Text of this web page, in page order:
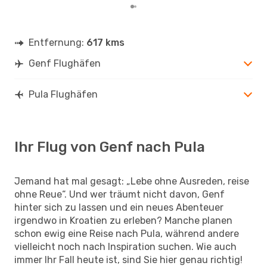
Entfernung: 617 kms
Genf Flughäfen
Pula Flughäfen
Ihr Flug von Genf nach Pula
Jemand hat mal gesagt: „Lebe ohne Ausreden, reise
ohne Reue“. Und wer träumt nicht davon, Genf
hinter sich zu lassen und ein neues Abenteuer
irgendwo in Kroatien zu erleben? Manche planen
schon ewig eine Reise nach Pula, während andere
vielleicht noch nach Inspiration suchen. Wie auch
immer Ihr Fall heute ist, sind Sie hier genau richtig!